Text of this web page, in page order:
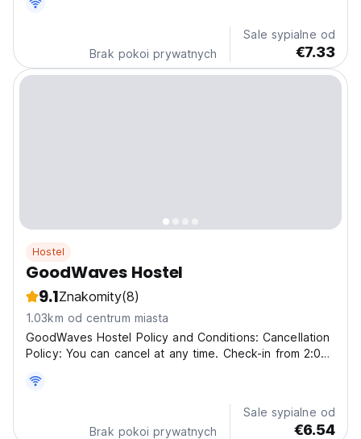
przygód, którzy pragną...
Brak pokoi prywatnych
Sale sypialne od
€7.33
Hostel
GoodWaves Hostel
9.1Znakomity(8)
1.03km od centrum miasta
GoodWaves Hostel Policy and Conditions: Cancellation
Policy: You can cancel at any time. Check-in from 2:00
included. Breakfast not included. Payment upon arrival
by cash. General: No curfew Pets are allowed....
Brak pokoi prywatnych
Sale sypialne od
€6.54